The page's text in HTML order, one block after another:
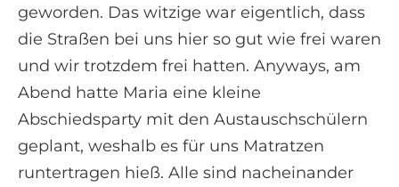
geworden. Das witzige war eigentlich, dass
die Straßen bei uns hier so gut wie frei waren
und wir trotzdem frei hatten. Anyways, am
Abend hatte Maria eine kleine
Abschiedsparty mit den Austauschschülern
geplant, weshalb es für uns Matratzen
runtertragen hieß. Alle sind nacheinander